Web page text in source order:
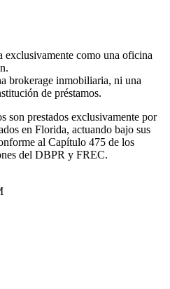
como una oficina
brokerage inmobiliaria, ni una
de préstamos.
son prestados exclusivamente por
en Florida, actuando bajo sus
al Capítulo 475 de los
del DBPR y FREC.